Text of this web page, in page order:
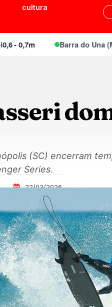
cultura
Barra do Una (Meio)
(SC) encerram
Series.
22/03/2026